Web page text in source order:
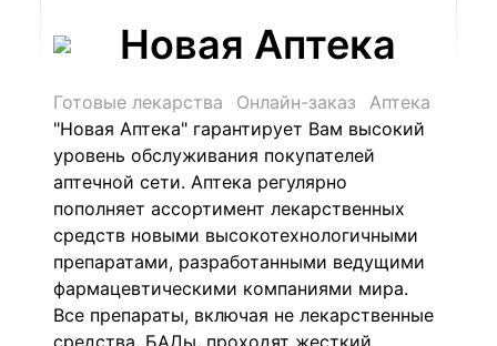
Новая Аптека
Готовые лекарства Онлайн-заказ
Аптека
"Новая Аптека" гарантирует Вам высокий
уровень обслуживания покупателей
аптечной сети. Аптека регулярно
пополняет ассортимент лекарственных
средств новыми высокотехнологичными
препаратами, разработанными ведущими
фармацевтическими компаниями мира.
Все препараты, включая не лекарственные
средства, БАДы, проходят жесткий